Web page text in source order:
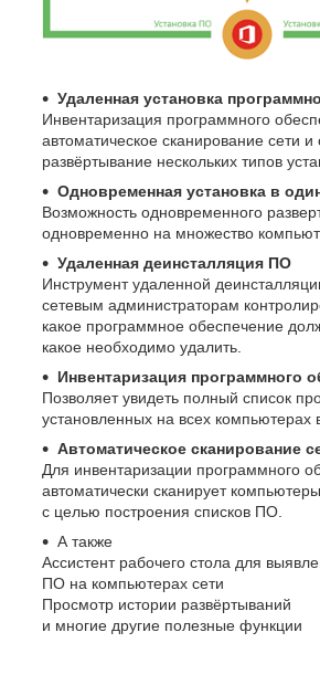
Удаленная установка
Инвентаризация программного
автоматическое сканирование сети
развёртывание нескольких типов
Одновременная установка в
Возможность одновременного
одновременно на множество
Удаленная деинсталляция ПО
Инструмент удаленной
сетевым администраторам
какое программное обеспечение
какое необходимо удалить.
Инвентаризация программного
Позволяет увидеть полный список
установленных на всех компьютерах
Автоматическое сканирование
Для инвентаризации программного
автоматически сканирует
с целью построения списков ПО.
А также
Ассистент рабочего стола для
ПО на компьютерах сети
Просмотр истории развёртываний
и многие другие полезные функции